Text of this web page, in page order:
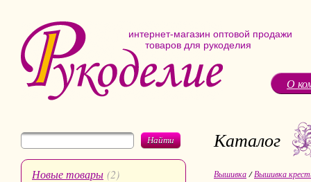
интернет-магазин оптовой продажи
товаров для рукоделия
О
Найти
Новые товары (2)
Каталог
Вышивка /Вышивка